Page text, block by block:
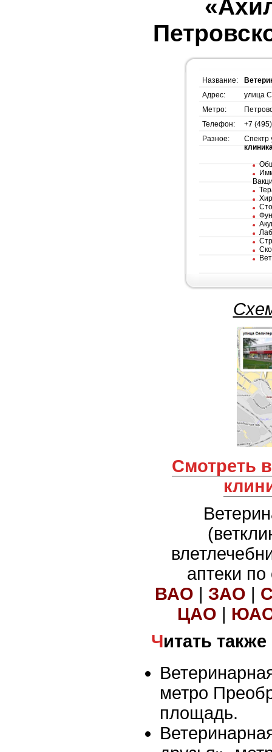
Название:
Адрес:
улица
Метро:
Телефон:
+7
Разное:
Спектр
Смотреть все ветеринарные
аптеки
ВАО | ЗАО |
ЦАО |
Читать также
метро
площадь.